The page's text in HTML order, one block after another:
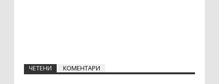
ЧЕТЕНИ КОМЕНТАРИ